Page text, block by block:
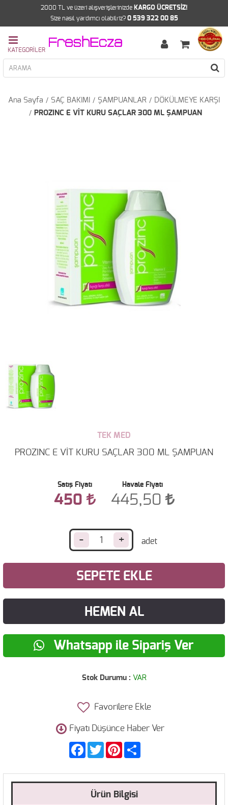
2000 TL ve üzeri alışverişlerinizde KARGO ÜCRETSİZ!
Size nasıl yardımcı olabilriz? 0 539 322 00 85
Ana Sayfa SAÇ BAKIMI ŞAMPUANLAR
DÖKÜLMEYE KARŞI
PROZINC E VİT KURU SAÇLAR 300 ML ŞAMPUAN
TEK MED
PROZINC E VİT KURU SAÇLAR 300 ML ŞAMPUAN
Satış Fiyatı
450
Havale Fiyatı
445,50
- +
SEPETE EKLE
HEMEN AL
Whatsapp ile Sipariş Ver
Stok Durumu : VAR
Favorilere Ekle
Fiyatı Düşünce Haber Ver
FacebookTwitter Pinterest
Ürün Bilgisi